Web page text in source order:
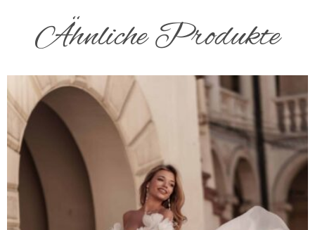
Ähnliche Produkte